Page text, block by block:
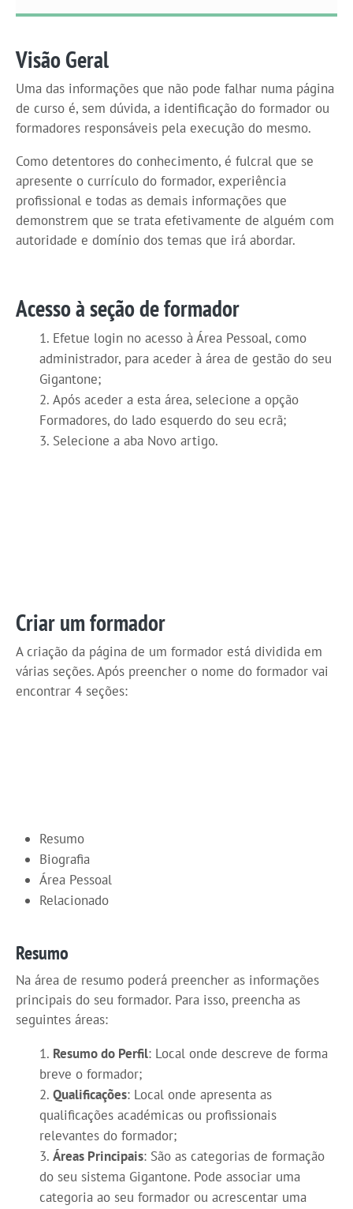
Visão Geral
Uma das informações que não pode falhar numa página
de curso é, sem dúvida, a identificação do formador ou
formadores responsáveis pela execução do mesmo.
Como detentores do conhecimento, é fulcral que se
apresente o currículo do formador, experiência
profissional e todas as demais informações que
demonstrem que se trata efetivamente de alguém com
autoridade e domínio dos temas que irá abordar.
Acesso à seção de formador
Efetue login no acesso à Área Pessoal, como
administrador, para aceder à área de gestão do seu
Gigantone;
Após aceder a esta área, selecione a opção
Formadores, do lado esquerdo do seu ecrã;
Selecione a aba Novo artigo.
Criar um formador
A criação da página de um formador está dividida em
várias seções. Após preencher o nome do formador vai
encontrar 4 seções:
Resumo
Biografia
Área Pessoal
Relacionado
Resumo
Na área de resumo poderá preencher as informações
principais do seu formador. Para isso, preencha as
seguintes áreas:
Resumo do Perfil: Local onde descreve de forma
breve o formador;
Qualificações: Local onde apresenta as
qualificações académicas ou profissionais
relevantes do formador;
Áreas Principais: São as categorias de formação
do seu sistema Gigantone. Pode associar uma
categoria ao seu formador ou acrescentar uma